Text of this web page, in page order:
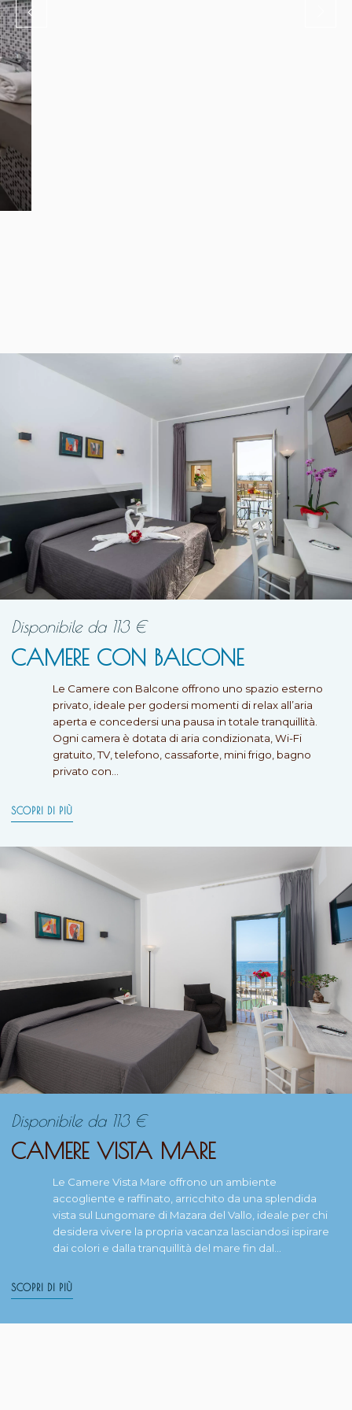
Disponibile da 113 €
CAMERE CON BALCONE
Le Camere con Balcone offrono uno spazio esterno
privato, ideale per godersi momenti di relax all’aria
aperta e concedersi una pausa in totale tranquillità.
Ogni camera è dotata di aria condizionata, Wi-Fi
gratuito, TV, telefono, cassaforte, mini frigo, bagno
privato con…
SCOPRI DI PIÙ
Disponibile da 113 €
CAMERE VISTA MARE
Le Camere Vista Mare offrono un ambiente
accogliente e raffinato, arricchito da una splendida
vista sul Lungomare di Mazara del Vallo, ideale per chi
desidera vivere la propria vacanza lasciandosi ispirare
dai colori e dalla tranquillità del mare fin dal…
SCOPRI DI PIÙ